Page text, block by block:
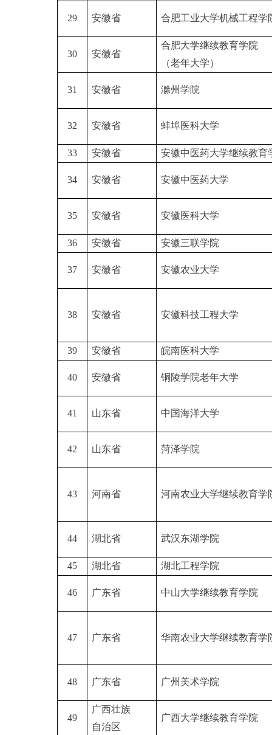
29 安徽省 合肥工业大学机械工程学
30 安徽省
合肥大学继续教育学院
（老年大学）
31 安徽省 滁州学院
32 安徽省 蚌埠医科大学
33 安徽省 安徽中医药大学继续教育
34 安徽省 安徽中医药大学
35 安徽省 安徽医科大学
36 安徽省 安徽三联学院
37 安徽省 安徽农业大学
38 安徽省 安徽科技工程大学
39 安徽省 皖南医科大学
40 安徽省 铜陵学院老年大学
41 山东省 中国海洋大学
42 山东省 菏泽学院
43 河南省 河南农业大学继续教育学
44 湖北省 武汉东湖学院
45 湖北省 湖北工程学院
46 广东省 中山大学继续教育学院
47 广东省 华南农业大学继续教育学
48 广东省 广州美术学院
49
广西壮族
自治区
广西大学继续教育学院